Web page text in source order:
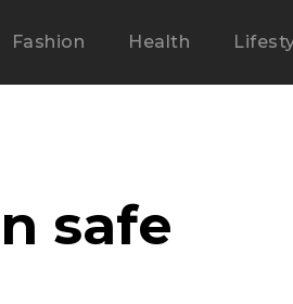
Fashion Health
safe